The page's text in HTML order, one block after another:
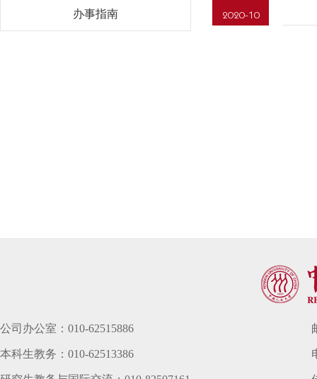
办事指南 2020-10
公司办公室：010-62515886
本科生教务：010-62513386